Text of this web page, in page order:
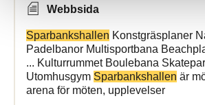
Webbsida
Sparbankshallen Konstgräsplaner
Padelbanor Multisportbana
... Kulturrummet Boulebana
Utomhusgym Sparbankshallen är
arena för möten, upplevelser